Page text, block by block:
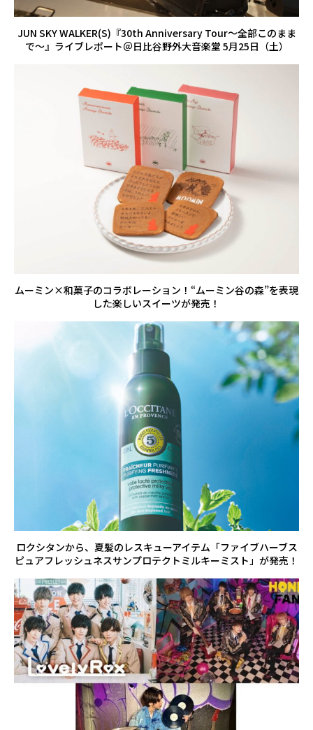
JUN SKY WALKER(S)『30th Anniversary Tour～全部このまま
で～』ライブレポート＠日比谷野外大音楽堂 5月25日（土）
ムーミン×和菓子のコラボレーション！“ムーミン谷の森”を表現
した楽しいスイーツが発売！
ロクシタンから、夏髪のレスキューアイテム「ファイブハーブス
ピュアフレッシュネスサンプロテクトミルキーミスト」が発売！